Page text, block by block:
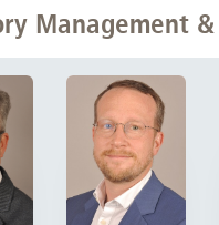
Management